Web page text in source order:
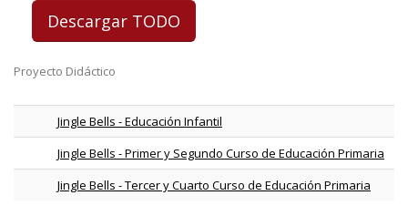
Proyecto Didáctico
Jingle Bells - Educación Infantil
Jingle Bells - Primer y Segundo Curso de Educación Primaria
Jingle Bells - Tercer y Cuarto Curso de Educación Primaria